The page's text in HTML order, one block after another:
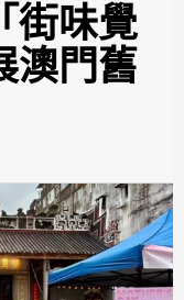
街味覺
澳門舊